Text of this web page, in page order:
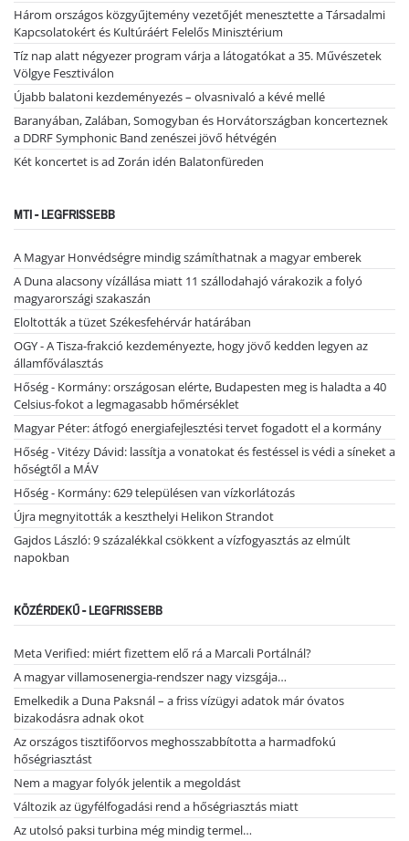
Három országos közgyűjtemény vezetőjét menesztette a Társadalmi
Kapcsolatokért és Kultúráért Felelős Minisztérium
Tíz nap alatt négyezer program várja a látogatókat a 35. Művészetek
Völgye Fesztiválon
Újabb balatoni kezdeményezés – olvasnivaló a kévé mellé
Baranyában, Zalában, Somogyban és Horvátországban koncerteznek
a DDRF Symphonic Band zenészei jövő hétvégén
Két koncertet is ad Zorán idén Balatonfüreden
MTI - LEGFRISSEBB
A Magyar Honvédségre mindig számíthatnak a magyar emberek
A Duna alacsony vízállása miatt 11 szállodahajó várakozik a folyó
magyarországi szakaszán
Eloltották a tüzet Székesfehérvár határában
OGY - A Tisza-frakció kezdeményezte, hogy jövő kedden legyen az
államfőválasztás
Hőség - Kormány: országosan elérte, Budapesten meg is haladta a 40
Celsius-fokot a legmagasabb hőmérséklet
Magyar Péter: átfogó energiafejlesztési tervet fogadott el a kormány
Hőség - Vitézy Dávid: lassítja a vonatokat és festéssel is védi a síneket a
hőségtől a MÁV
Hőség - Kormány: 629 településen van vízkorlátozás
Újra megnyitották a keszthelyi Helikon Strandot
Gajdos László: 9 százalékkal csökkent a vízfogyasztás az elmúlt
napokban
KÖZÉRDEKŰ - LEGFRISSEBB
Meta Verified: miért fizettem elő rá a Marcali Portálnál?
A magyar villamosenergia-rendszer nagy vizsgája…
Emelkedik a Duna Paksnál – a friss vízügyi adatok már óvatos
bizakodásra adnak okot
Az országos tisztifőorvos meghosszabbította a harmadfokú
hőségriasztást
Nem a magyar folyók jelentik a megoldást
Változik az ügyfélfogadási rend a hőségriasztás miatt
Az utolsó paksi turbina még mindig termel…